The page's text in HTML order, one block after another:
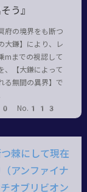
う』
府の境界をも断つ
大鎌】により、レ
mまでの視認して
、【大鎌によって
る無間の異界】で
No.113
棘にして現在
アンファイナ
オブリビオン